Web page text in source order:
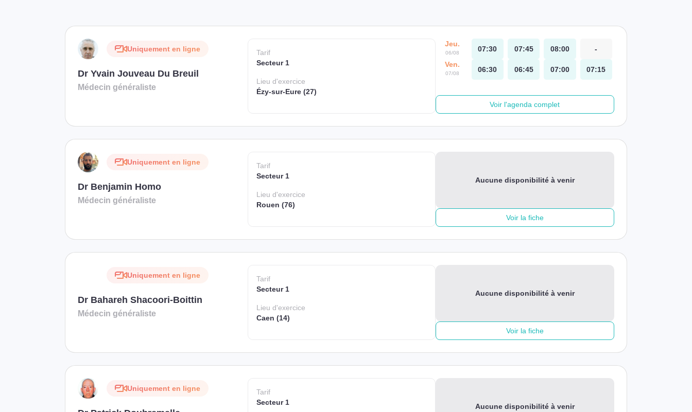
Uniquement en ligne
Dr Yvain Jouveau Du Breuil
Médecin généraliste
Tarif
Secteur 1
Lieud'exercice
Ézy-sur-Eure (27)
Jeu.
06/08 07:30 07:45 08:00
-
Ven.
07/08 06:30 06:45 07:00 07:15
Voir l'agenda complet
Uniquement en ligne
Dr Benjamin Homo
Médecin généraliste
Tarif
Secteur 1
Lieud'exercice
Rouen (76)
Aucune disponibilité à venir
Voir la fiche
Uniquement en ligne
Dr Bahareh Shacoori-Boittin
Médecin généraliste
Tarif
Secteur 1
Lieud'exercice
Caen (14)
Aucune disponibilité à venir
Voir la fiche
Uniquement en ligne
Tarif
Secteur 1
Aucune disponibilité à venir